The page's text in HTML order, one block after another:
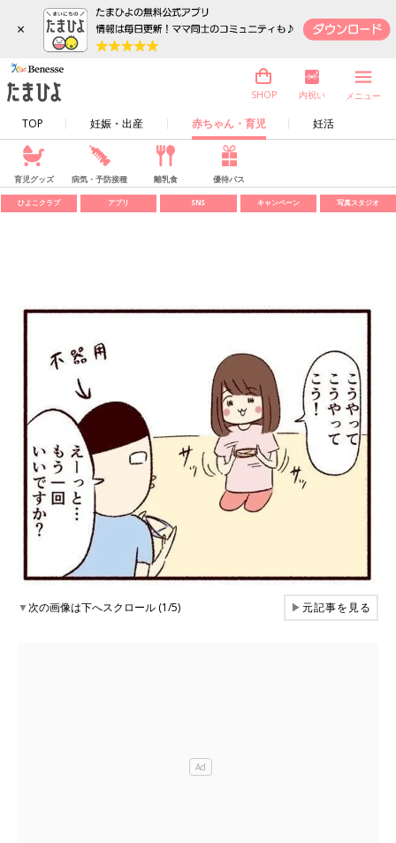
×
TOP 妊娠・出産 赤ちゃん・育児 妊活
SHOP 内祝い メニュー
育児グッズ 病気・予防接種 離乳食 優待パス
ひよこクラブ アプリ SNS キャンペーン 写真スタジオ
▼次の画像は下へスクロール (1/5) ▶元記事を見る